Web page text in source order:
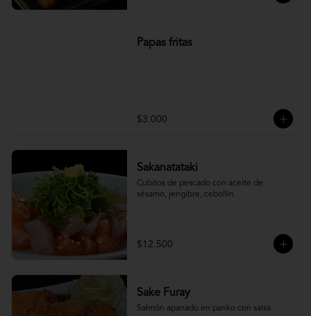
Papas fritas
$3.000
Sakanatataki
Cubitos de pescado con aceite de
sésamo, jengibre, cebollín.
$12.500
Sake Furay
Salmón apanado en panko con salsa